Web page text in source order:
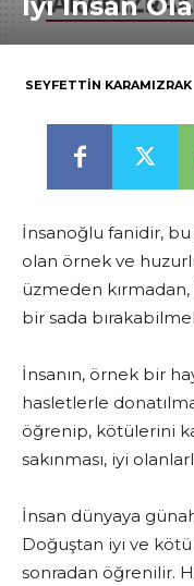
SEYFETTIN KARAMIZRAK
İnsanoğlu fanidir,
olan örnek ve
üzmeden kırmadan,
bir sada
İnsanın, örnek bir
hasletlerle
öğrenip, kötülerini
sakınması, iyi
İnsan dünyaya
Doğuştan iyi ve
sonradan öğrenilir.